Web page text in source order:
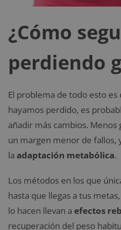
¿Cómo
perdiendo
El problema de todo esto es
hayamos perdido, es
añadir más cambios.
un margen menor de fallos,
la adaptación metabólica.
Los métodos en los que
hasta que llegas a tus
lo hacen llevan a efectos
recuperación del peso